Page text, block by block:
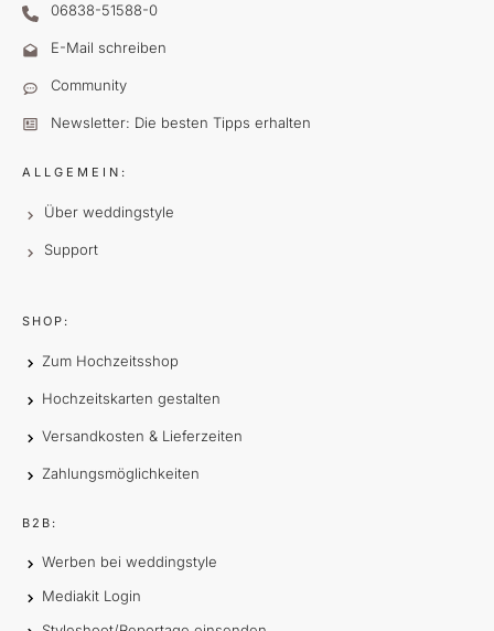
06838-51588-0
E-Mail schreiben
Community
Newsletter: Die besten Tipps erhalten
ALLGEMEIN:
Über weddingstyle
Support
SHOP:
Zum Hochzeitsshop
Hochzeitskarten gestalten
Versandkosten & Lieferzeiten
Zahlungsmöglichkeiten
B2B:
Werben bei weddingstyle
Mediakit Login